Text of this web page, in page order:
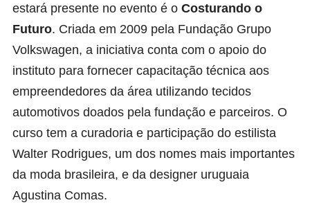
estará presente no evento é o Costurando o
Futuro. Criada em 2009 pela Fundação Grupo
Volkswagen, a iniciativa conta com o apoio do
instituto para fornecer capacitação técnica aos
empreendedores da área utilizando tecidos
automotivos doados pela fundação e parceiros. O
curso tem a curadoria e participação do estilista
Walter Rodrigues, um dos nomes mais importantes
da moda brasileira, e da designer uruguaia
Agustina Comas.